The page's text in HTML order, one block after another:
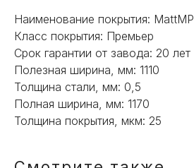
Наименование покрытия: MattMP
Класс покрытия: Премьер
Срок гарантии от завода: 20 лет
Полезная ширина, мм: 1110
Толщина стали, мм: 0,5
Полная ширина, мм: 1170
Толщина покрытия, мкм: 25
Или напишите нам напрямую